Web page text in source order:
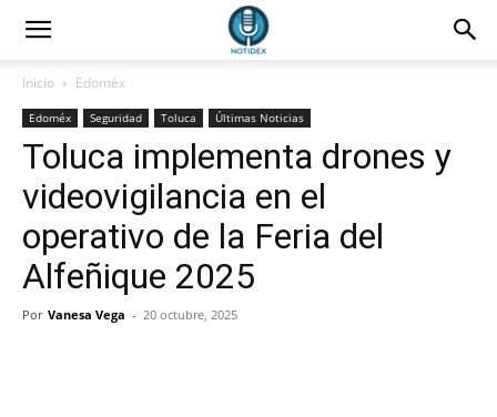
Inicio Edoméx
Edoméx Seguridad Toluca Últimas Noticias
Toluca implementa drones y
videovigilancia en el
operativo de la Feria del
Alfeñique 2025
Por Vanesa Vega - 20 octubre, 2025